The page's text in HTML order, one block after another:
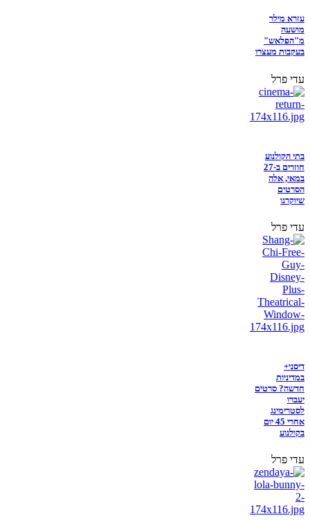
עזרא מילר
מושעה
מ"הפלאש"
בעקבות מעצרו
עדי פרל
בתי הקולנוע
חוזרים ב-27
במאי, אלה
הסרטים
שיוקרנו
עדי פרל
דיסני+
במדיניות
חדשה? סרטים
יעברו
לסטרימינג
אחרי 45 יום
בקולנוע
עדי פרל